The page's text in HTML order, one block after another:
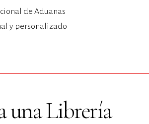
de Aduanas
y personalizado
una Librería